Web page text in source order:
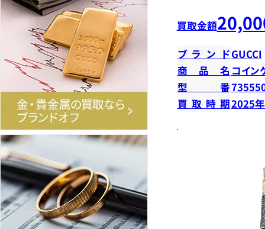
買取金額
ブランドGUCCI
商品名 コイン
型番
買取時期2025